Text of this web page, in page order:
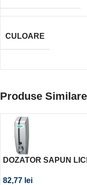
CULOARE
Produse Similare
DOZATOR SAPUN
82,77 lei